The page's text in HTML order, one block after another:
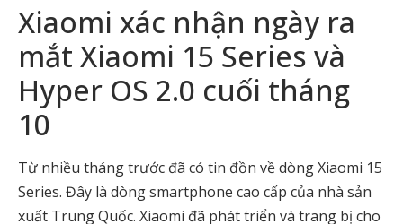
Xiaomi xác nhận ngày ra
mắt Xiaomi 15 Series và
Hyper OS 2.0 cuối tháng
10
Từ nhiều tháng trước đã có tin đồn về dòng Xiaomi 15
Series. Đây là dòng smartphone cao cấp của nhà sản
xuất Trung Quốc. Xiaomi đã phát triển và trang bị cho